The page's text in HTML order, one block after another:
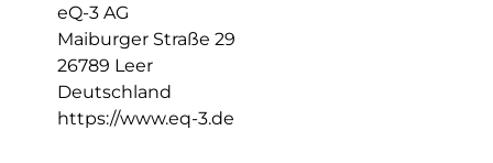
eQ-3 AG
Maiburger Straße 29
26789 Leer
Deutschland
https://www.eq-3.de